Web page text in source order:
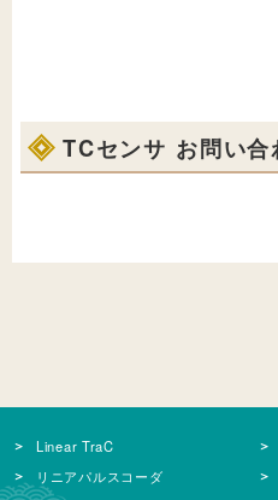
TCセンサ お問い合
Linear TraC
リニアパルスコーダ